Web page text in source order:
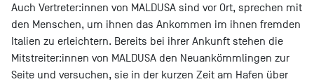
Auch Vertreter:innen von MALDUSA sind vor Ort, sprechen mit
den Menschen, um ihnen das Ankommen im ihnen fremden
Italien zu erleichtern. Bereits bei ihrer Ankunft stehen die
Mitstreiter:innen von MALDUSA den Neuankömmlingen zur
Seite und versuchen, sie in der kurzen Zeit am Hafen über